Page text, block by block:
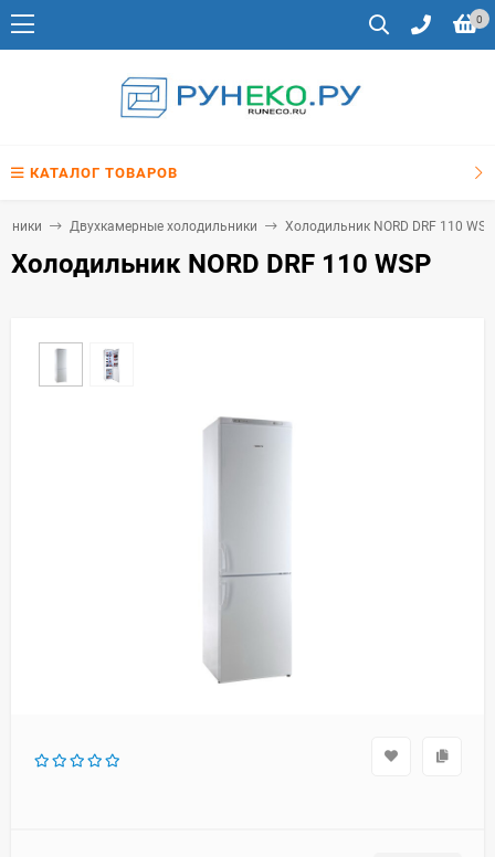
0
КАТАЛОГ ТОВАРОВ
Двухкамерные холодильники Холодильник NORD DRF 110 WSP
Холодильник NORD DRF 110 WSP